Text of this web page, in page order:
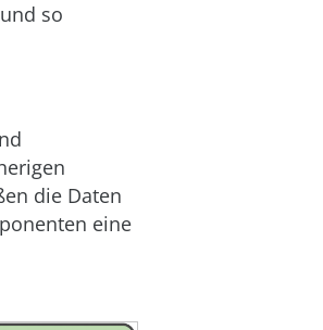
so
die Daten
eine